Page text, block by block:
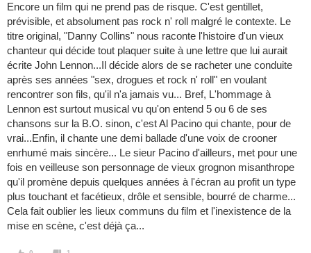
Encore un film qui ne prend pas de risque. C'est gentillet,
prévisible, et absolument pas rock n' roll malgré le contexte. Le
titre original, "Danny Collins" nous raconte l'histoire d'un vieux
chanteur qui décide tout plaquer suite à une lettre que lui aurait
écrite John Lennon...Il décide alors de se racheter une conduite
après ses années "sex, drogues et rock n' roll" en voulant
rencontrer son fils, qu'il n'a jamais vu... Bref, L'hommage à
Lennon est surtout musical vu qu'on entend 5 ou 6 de ses
chansons sur la B.O. sinon, c'est Al Pacino qui chante, pour de
vrai...Enfin, il chante une demi ballade d'une voix de crooner
enrhumé mais sincère... Le sieur Pacino d'ailleurs, met pour une
fois en veilleuse son personnage de vieux grognon misanthrope
qu'il promène depuis quelques années à l'écran au profit un type
plus touchant et facétieux, drôle et sensible, bourré de charme...
Cela fait oublier les lieux communs du film et l'inexistence de la
mise en scène, c'est déjà ça...